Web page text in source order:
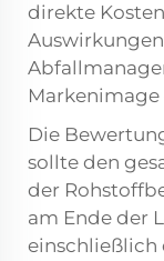
direkte
Markenimage
Die
sollte den
der
am Ende der
einschließlich